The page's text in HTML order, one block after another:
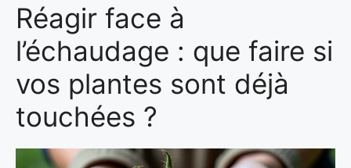
Réagir face à
l’échaudage : que faire si
vos plantes sont déjà
touchées ?